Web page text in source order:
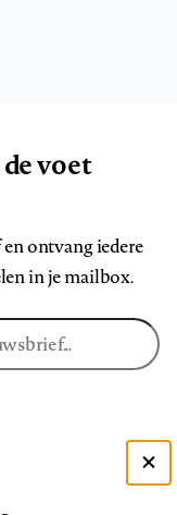
voet
ontvang iedere
in je mailbox.